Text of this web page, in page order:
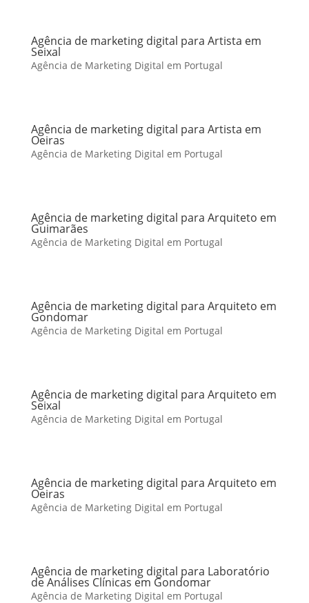
Agência de marketing digital para Artista em
Seixal
Agência de Marketing Digital em Portugal
Agência de marketing digital para Artista em
Oeiras
Agência de Marketing Digital em Portugal
Agência de marketing digital para Arquiteto em
Guimarães
Agência de Marketing Digital em Portugal
Agência de marketing digital para Arquiteto em
Gondomar
Agência de Marketing Digital em Portugal
Agência de marketing digital para Arquiteto em
Seixal
Agência de Marketing Digital em Portugal
Agência de marketing digital para Arquiteto em
Oeiras
Agência de Marketing Digital em Portugal
Agência de marketing digital para Laboratório
de Análises Clínicas em Gondomar
Agência de Marketing Digital em Portugal